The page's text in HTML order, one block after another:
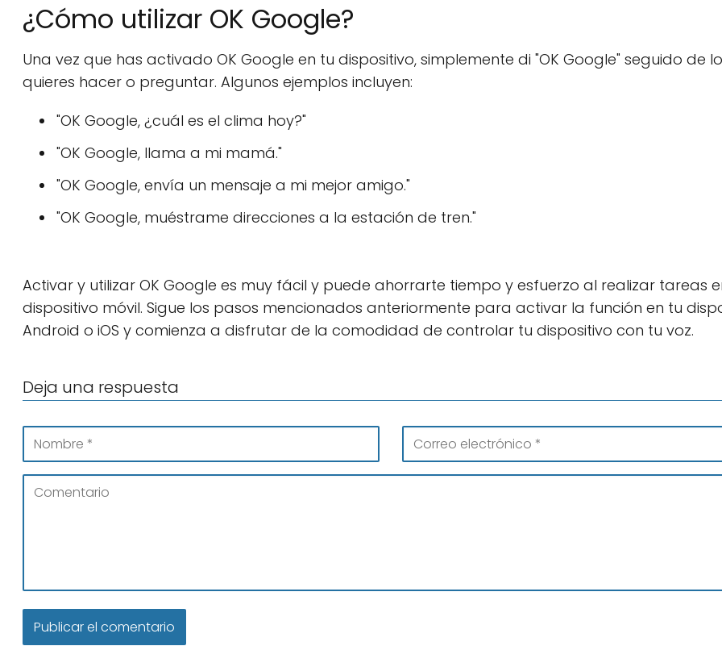
¿Cómo utilizar OK Google?
Una vez que has activado OK Google en tu dispositivo, simplemente di "OK Google" seguido de
quieres hacer o preguntar. Algunos ejemplos incluyen:
"OK Google, ¿cuál es el clima hoy?"
"OK Google, llama a mi mamá."
"OK Google, envía un mensaje a mi mejor amigo."
"OK Google, muéstrame direcciones a la estación de tren."
Activar y utilizar OK Google es muy fácil y puede ahorrarte tiempo y esfuerzo al realizar tareas
dispositivo móvil. Sigue los pasos mencionados anteriormente para activar la función en tu
Android o iOS y comienza a disfrutar de la comodidad de controlar tu dispositivo con tu voz.
Deja una respuesta